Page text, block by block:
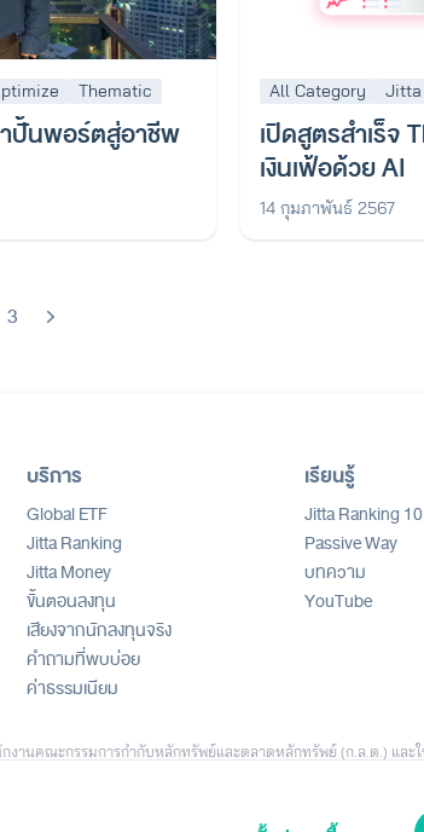
Thematic
ปั้นพอร์ตสู่อาชีพ
All Category Jitta
เปิดสูตรสำเร็จ
เงินเฟ้อด้วย AI
14 กุมภาพันธ์ 2567
3 Next
บริการ
Global ETF
Jitta Ranking
Jitta Money
ขั้นตอนลงทุน
เสียงจากนักลงทุนจริง
คำถามที่พบบ่อย
ค่าธรรมเนียม
เรียนรู้
Jitta Ranking
Passive Way
บทความ
YouTube
านคณะกรรมการกำกับหลักทรัพย์และตลาดหลักทรัพย์ (ก.ล.ต.) แล
นี้ ข้อมูลดังกล่าวไม่ถือเป็นคำเสนอ คำแนะนำ คำเชิญชวน หรือการ
ารเท่านั้น และไม่สามารถใช้เป็นหลักประกันผลตอบแทนในอนาคต
น ขึ้นอยู่กับปัจจัย เช่น ระยะเวลาและช่วงเวลาในการลงทุน นโยบ